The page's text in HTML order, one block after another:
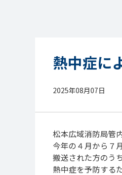
熱中症に
2025年08月07日
松本広域消防局管
今年の４月から７
搬送された方のう
熱中症を予防する